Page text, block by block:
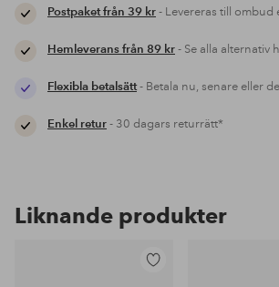
Postpaket från 39 kr- Levereras till ombud
Hemleverans från 89 kr- Se alla alternativ
Flexibla betalsätt- Betala nu, senare eller
Enkel retur- 30 dagars returrätt*
Liknande produkter